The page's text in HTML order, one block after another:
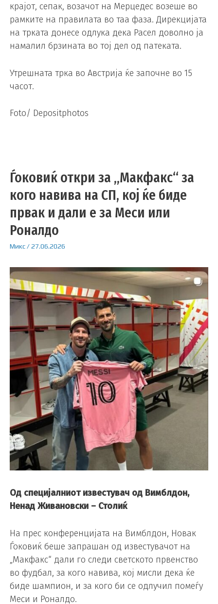
крајот, сепак, возачот на Мерцедес возеше во
рамките на правилата во таа фаза. Дирекцијата
на трката донесе одлука дека Расел доволно ја
намалил брзината во тој дел од патеката.
Утрешната трка во Австрија ќе започне во 15
часот.
Foto/ Depositphotos
Ѓоковиќ откри за „Макфакс“ за
кого навива на СП, кој ќе биде
првак и дали е за Меси или
Роналдо
Микс/27.06.2026
Од специјалниот известувач од Вимблдон,
Ненад Живановски – Столиќ
На прес конференцијата на Вимблдон, Новак
Ѓоковиќ беше запрашан од известувачот на
„Макфакс“ дали го следи светското првенство
во фудбал, за кого навива, кој мисли дека ќе
биде шампион, и за кого би се одлучил помеѓу
Меси и Роналдо.